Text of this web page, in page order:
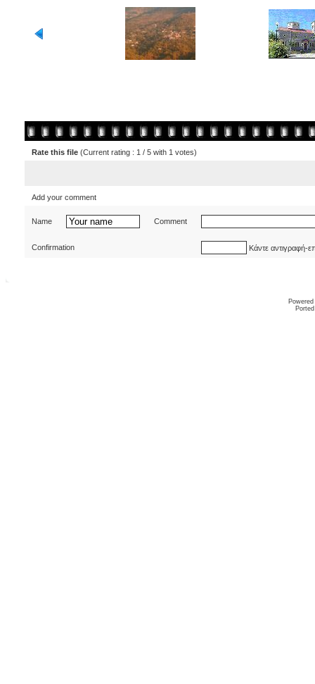
Rate this file (Current rating : 1 / 5 with 1 votes)
Add your comment
Name Comment
Confirmation Κάντε αντιγραφή-